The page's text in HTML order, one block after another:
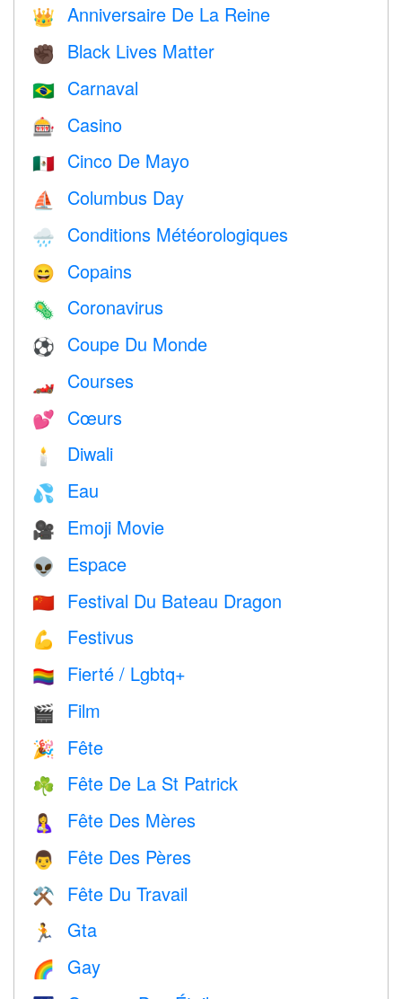
👑 Anniversaire De La Reine
✊🏿 Black Lives Matter
🇧🇷 Carnaval
🎰 Casino
🇲🇽 Cinco De Mayo
⛵️ Columbus Day
🌧 Conditions Météorologiques
😄 Copains
🦠 Coronavirus
⚽ Coupe Du Monde
🏎 Courses
💕 Cœurs
🕯 Diwali
💦 Eau
🎥 Emoji Movie
👽 Espace
🇨🇳 Festival Du Bateau Dragon
💪 Festivus
🏳️‍🌈 Fierté / Lgbtq+
🎬 Film
🎉 Fête
☘️ Fête De La St Patrick
🤱 Fête Des Mères
👨 Fête Des Pères
⚒️ Fête Du Travail
🏃 Gta
🌈 Gay